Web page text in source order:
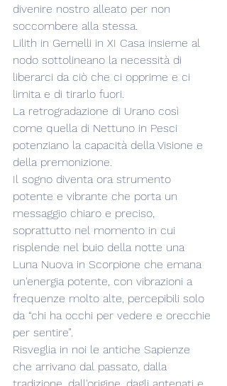
divenire nostro alleato per non
soccombere alla stessa.
Lilith in Gemelli in XI Casa insieme al
nodo sottolineano la necessità di
liberarci da ciò che ci opprime e ci
limita e di tirarlo fuori.
La retrogradazione di Urano così
come quella di Nettuno in Pesci
potenziano la capacità della Visione e
della premonizione.
Il sogno diventa ora strumento
potente e vibrante che porta un
messaggio chiaro e preciso,
soprattutto nel momento in cui
risplende nel buio della notte una
Luna Nuova in Scorpione che emana
un'energia potente, con vibrazioni a
frequenze molto alte, percepibili solo
da “chi ha occhi per vedere e orecchie
per sentire”.
Risveglia in noi le antiche Sapienze
che arrivano dal passato, dalla
tradizione, dall'origine, dagli antenati e